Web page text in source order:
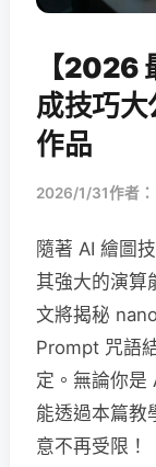
【2026
成技巧
作品
2026/1/31作者：
隨著 AI 繪圖
其強大的演算
文將揭秘
Prompt 咒語
定。無論你是
能透過本篇教
意不再受限！